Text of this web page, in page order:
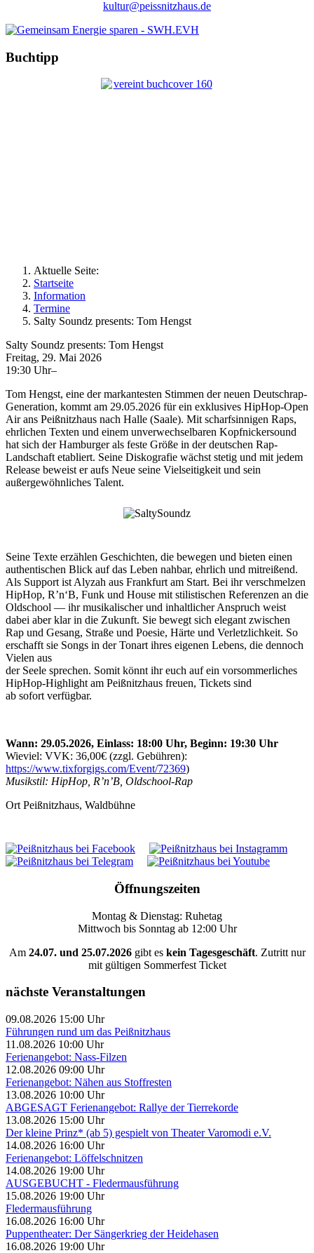
kultur@peissnitzhaus.de
Buchtipp
Aktuelle Seite:
Startseite
Information
Termine
Salty Soundz presents: Tom Hengst
Salty Soundz presents: Tom Hengst
Freitag, 29. Mai 2026
19:30 Uhr–
Tom Hengst, eine der markantesten Stimmen der neuen Deutschrap-
Generation, kommt am 29.05.2026 für ein exklusives HipHop-Open
Air ans Peißnitzhaus nach Halle (Saale). Mit scharfsinnigen Raps,
ehrlichen Texten und einem unverwechselbaren Kopfnickersound
hat sich der Hamburger als feste Größe in der deutschen Rap-
Landschaft etabliert. Seine Diskografie wächst stetig und mit jedem
Release beweist er aufs Neue seine Vielseitigkeit und sein
außergewöhnliches Talent.
Seine Texte erzählen Geschichten, die bewegen und bieten einen
authentischen Blick auf das Leben nahbar, ehrlich und mitreißend.
Als Support ist Alyzah aus Frankfurt am Start. Bei ihr verschmelzen
HipHop, R’n‘B, Funk und House mit stilistischen Referenzen an die
Oldschool — ihr musikalischer und inhaltlicher Anspruch weist
dabei aber klar in die Zukunft. Sie bewegt sich elegant zwischen
Rap und Gesang, Straße und Poesie, Härte und Verletzlichkeit. So
erschafft sie Songs in der Tonart ihres eigenen Lebens, die dennoch
Vielen aus
der Seele sprechen. Somit könnt ihr euch auf ein vorsommerliches
HipHop-Highlight am Peißnitzhaus freuen, Tickets sind
ab sofort verfügbar.
Wann: 29.05.2026, Einlass: 18:00 Uhr, Beginn: 19:30 Uhr
Wieviel: VVK: 36,00€ (zzgl. Gebühren):
https://www.tixforgigs.com/Event/72369)
Musikstil: HipHop, R’n’B, Oldschool-Rap
Ort Peißnitzhaus, Waldbühne
Öffnungszeiten
Montag & Dienstag: Ruhetag
Mittwoch bis Sonntag ab 12:00 Uhr
Am 24.07. und 25.07.2026gibt eskein Tagesgeschäft. Zutritt nur
mit gültigen Sommerfest Ticket
nächste Veranstaltungen
09.08.2026 15:00 Uhr
Führungen rund um das Peißnitzhaus
11.08.2026 10:00 Uhr
Ferienangebot: Nass-Filzen
12.08.2026 09:00 Uhr
Ferienangebot: Nähen aus Stoffresten
13.08.2026 10:00 Uhr
ABGESAGT Ferienangebot: Rallye der Tierrekorde
13.08.2026 15:00 Uhr
Der kleine Prinz* (ab 5) gespielt von Theater Varomodi e.V.
14.08.2026 16:00 Uhr
Ferienangebot: Löffelschnitzen
14.08.2026 19:00 Uhr
AUSGEBUCHT - Fledermausführung
15.08.2026 19:00 Uhr
Fledermausführung
16.08.2026 16:00 Uhr
Puppentheater: Der Sängerkrieg der Heidehasen
16.08.2026 19:00 Uhr